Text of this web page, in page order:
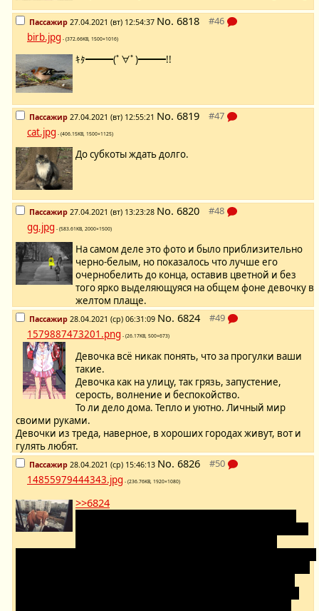
Пассажир 27.04.2021 (вт) 12:54:37 No. 6818
birb.jpg - (372.66KB, 1500×1016)
ｷﾀ━━━(ﾟ∀ﾟ)━━━!!
Пассажир 27.04.2021 (вт) 12:55:21 No. 6819
cat.jpg - (406.15KB, 1500×1125)
До субкоты ждать долго.
Пассажир 27.04.2021 (вт) 13:23:28 No. 6820
gg.jpg - (583.61KB, 2000×1500)
На самом деле это фото и было приблизительно
черно-белым, но показалось что лучше его
очернобелить до конца, оставив цветной и без
того ярко выделяющуяся на общем фоне девочку в
желтом плаще.
Пассажир 28.04.2021 (ср) 06:31:09 No. 6824
1579887473201.png - (26.17KB, 500×673)
Девочка всё никак понять, что за прогулки ваши
такие.
Девочка как на улицу, так грязь, запустение,
серость, волнение и беспокойство.
То ли дело дома. Тепло и уютно. Личный мир
своими руками.
Девочки из треда, наверное, в хороших городах живут, вот и
гулять любят.
Пассажир 28.04.2021 (ср) 15:46:13 No. 6826
14855979444343.jpg - (236.76KB, 1920×1080)
>>6824